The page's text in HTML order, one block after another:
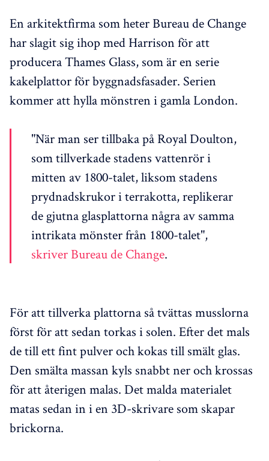
En arkitektfirma som heter Bureau de Change
har slagit sig ihop med Harrison för att
producera Thames Glass, som är en serie
kakelplattor för byggnadsfasader. Serien
kommer att hylla mönstren i gamla London.
"När man ser tillbaka på Royal Doulton,
som tillverkade stadens vattenrör i
mitten av 1800-talet, liksom stadens
prydnadskrukor i terrakotta, replikerar
de gjutna glasplattorna några av samma
intrikata mönster från 1800-talet",
skriver Bureau de Change.
För att tillverka plattorna så tvättas musslorna
först för att sedan torkas i solen. Efter det mals
de till ett fint pulver och kokas till smält glas.
Den smälta massan kyls snabbt ner och krossas
för att återigen malas. Det malda materialet
matas sedan in i en 3D-skrivare som skapar
brickorna.